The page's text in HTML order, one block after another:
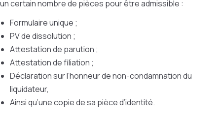
un certain nombre de pièces pour être admissible :
Formulaire unique ;
PV de dissolution ;
Attestation de parution ;
Attestation de filiation ;
Déclaration sur l’honneur de non-condamnation du
liquidateur,
Ainsi qu’une copie de sa pièce d’identité.